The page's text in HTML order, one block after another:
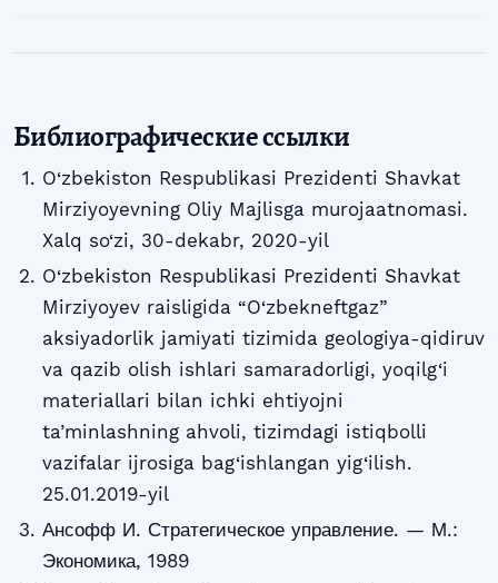
Библиографические ссылки
O‘zbekiston Respublikasi Prezidenti Shavkat
Mirziyoyevning Oliy Majlisga murojaatnomasi.
Xalq so‘zi, 30-dekabr, 2020-yil
O‘zbekiston Respublikasi Prezidenti Shavkat
Mirziyoyev raisligida “O‘zbekneftgaz”
aksiyadorlik jamiyati tizimida geologiya-qidiruv
va qazib olish ishlari samaradorligi, yoqilg‘i
materiallari bilan ichki ehtiyojni
ta’minlashning ahvoli, tizimdagi istiqbolli
vazifalar ijrosiga bag‘ishlangan yig‘ilish.
25.01.2019-yil
Ансофф И. Стратегическое управление. — М.:
Экономика, 1989